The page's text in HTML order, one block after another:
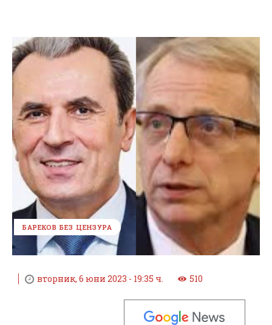
БАРЕКОВ БЕЗ ЦЕНЗУРА
вторник, 6 юни 2023 - 19:35 ч. 510